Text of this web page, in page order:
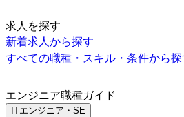
求人を探す
新着求人から探す
すべての職種・スキル・条件から探
エンジニア職種ガイド
ITエンジニア・SE